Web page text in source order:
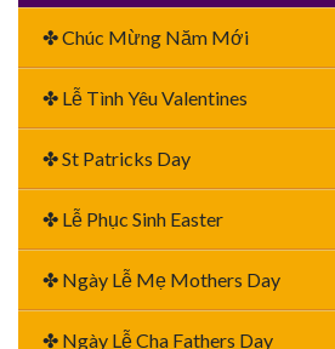
✤ Chúc Mừng Năm Mới
✤ Lễ Tình Yêu Valentines
✤ St Patricks Day
✤ Lễ Phục Sinh Easter
✤ Ngày Lễ Mẹ Mothers Day
✤ Ngày Lễ Cha Fathers Day